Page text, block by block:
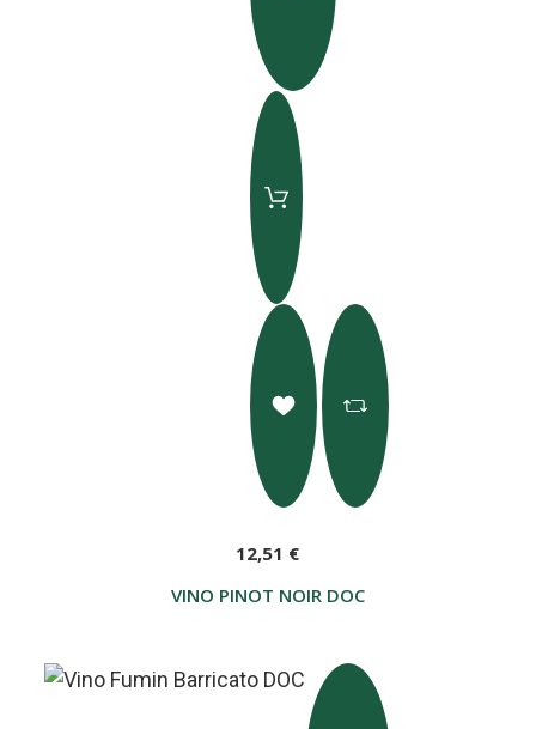
VINO PINOT NOIR DOC
12,51 €